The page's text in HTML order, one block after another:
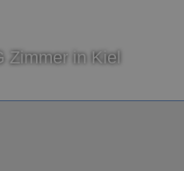
Zimmer in Kiel